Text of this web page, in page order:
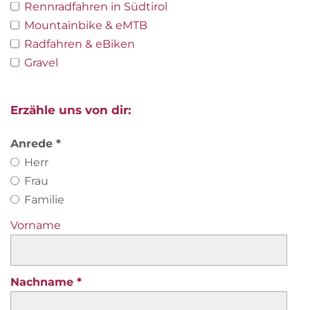
magisch. Sehr gefragt sind unsere Profi-Fahrtechnik-
Camps. Und was garantiert gut ankommen wird, ist
unser neuer Sky Pool!
Rennradfahren in Südtirol
Mountainbike & eMTB
Radfahren & eBiken
Gravel
Erzähle uns von dir:
Anrede
Herr
Frau
Familie
Vorname
Nachname